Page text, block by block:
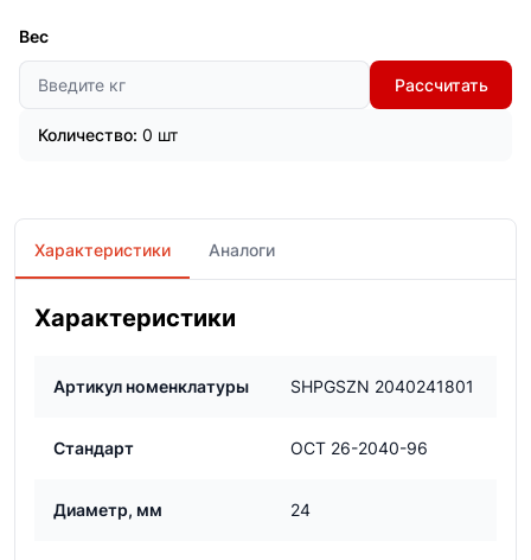
Вес
Рассчитать
Количество: 0 шт
Характеристики Аналоги
Характеристики
Артикул номенклатуры SHPGSZN 2040241801
Стандарт ОСТ 26-2040-96
Диаметр, мм 24